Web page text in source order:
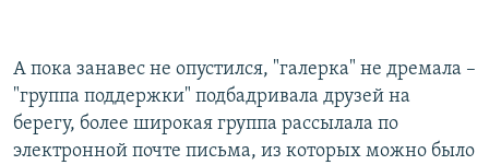
А пока занавес не опустился, "галерка" не дремала –
"группа поддержки" подбадривала друзей на
берегу, более широкая группа рассылала по
электронной почте письма, из которых можно было